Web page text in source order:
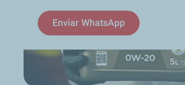
Enviar WhatsApp